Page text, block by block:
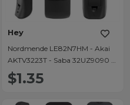
Hey
Nordmende LE82N7HM - Akai
AKTV3223T - Saba 32UZ9090 -
Profilo Smart 1231 - Sanyo Lcd
Led Tv Kumandası
$1.35